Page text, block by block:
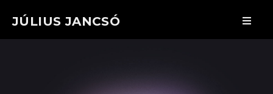
JÚLIUS JANCSÓ